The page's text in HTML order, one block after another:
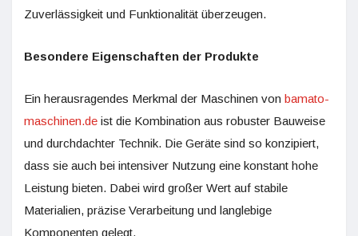
Zuverlässigkeit und Funktionalität überzeugen.
Besondere Eigenschaften der Produkte
Ein herausragendes Merkmal der Maschinen von bamato-
maschinen.de ist die Kombination aus robuster Bauweise
und durchdachter Technik. Die Geräte sind so konzipiert,
dass sie auch bei intensiver Nutzung eine konstant hohe
Leistung bieten. Dabei wird großer Wert auf stabile
Materialien, präzise Verarbeitung und langlebige
Komponenten gelegt.